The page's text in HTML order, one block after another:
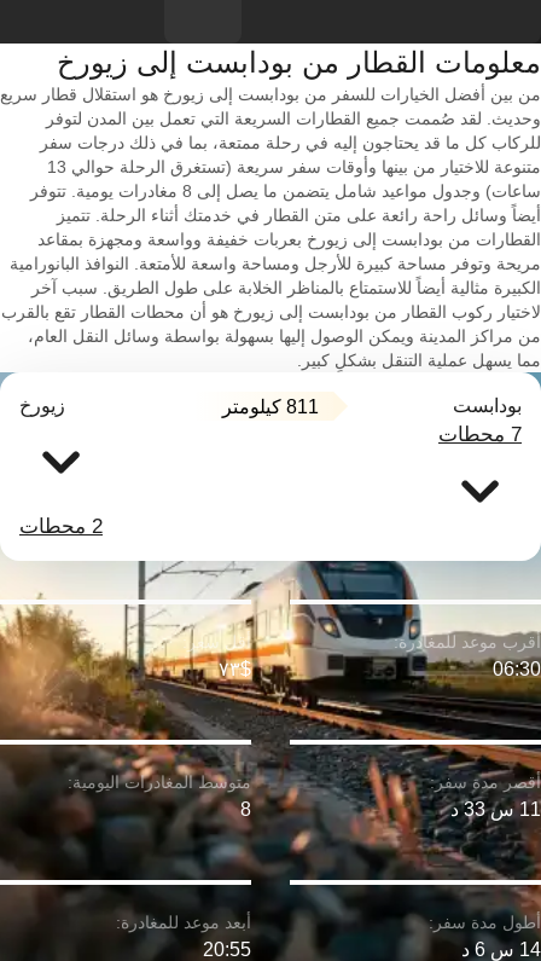
معلومات القطار من ‎بودابست إلى ‎زيورخ
من بين أفضل الخيارات للسفر من بودابست إلى زيورخ هو استقلال قطار سريع
وحديث. لقد صُممت جميع القطارات السريعة التي تعمل بين المدن لتوفر
للركاب كل ما قد يحتاجون إليه في رحلة ممتعة، بما في ذلك درجات سفر
متنوعة للاختيار من بينها وأوقات سفر سريعة (تستغرق الرحلة حوالي 13
ساعات) وجدول مواعيد شامل يتضمن ما يصل إلى 8 مغادرات يومية. تتوفر
أيضاً وسائل راحة رائعة على متن القطار في خدمتك أثناء الرحلة. تتميز
القطارات من بودابست إلى زيورخ بعربات خفيفة وواسعة ومجهزة بمقاعد
مريحة وتوفر مساحة كبيرة للأرجل ومساحة واسعة للأمتعة. النوافذ البانورامية
الكبيرة مثالية أيضاً للاستمتاع بالمناظر الخلابة على طول الطريق. سبب آخر
لاختيار ركوب القطار من بودابست إلى زيورخ هو أن محطات القطار تقع بالقرب
من مراكز المدينة ويمكن الوصول إليها بسهولة بواسطة وسائل النقل العام،
مما يسهل عملية التنقل بشكلٍ كبير.
بودابست 811 كيلومتر زيورخ
7 محطات
2 محطات
11 س 33 د
06:30
14 س 6 د
$٧٣
8
20:55